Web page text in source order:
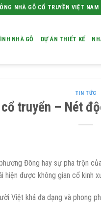
NHÀ GỖ CỔ TRUYỀN VIỆT NAM
NHÀ GỖ DỰ ÁN THIẾT KẾ
TIN TỨC
cổ truyển – Nét
Đông hay sự pha trộn
hiện được không gian cổ kinh
Việt khá đa dạng và phong